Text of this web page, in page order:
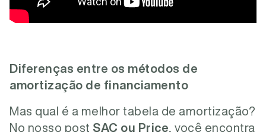
Diferenças entre os métodos de
amortização de financiamento
Mas qual é a melhor tabela de amortização?
No nosso post SAC ou Price , você encontra